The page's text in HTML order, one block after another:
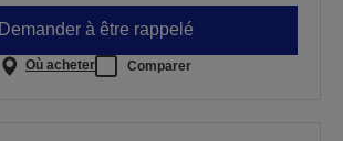
Demander à être rappelé
Où acheter Comparer